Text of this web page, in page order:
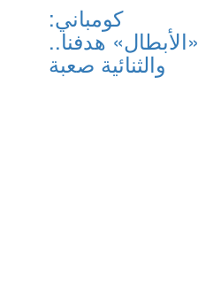
كومباني:
«الأبطال» هدفنا..
والثنائية صعبة